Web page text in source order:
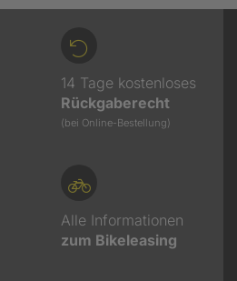
14 Tage kostenloses
Rückgaberecht
(bei Online-Bestellung)
Alle Informationen
zum Bikeleasing